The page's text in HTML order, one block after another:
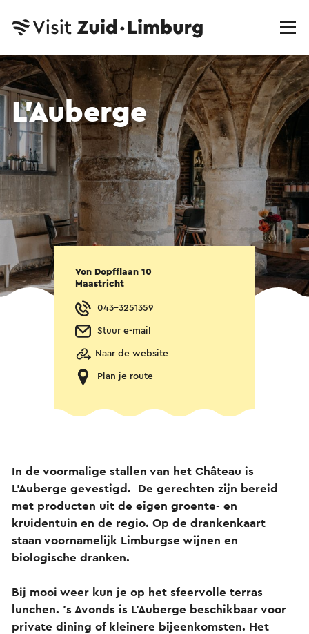
L’Auberge
Von Dopfflaan 10
Maastricht
043-3251359
Stuur e-mail
Naar de website
Plan je route
In de voormalige stallen van het Château is
L’Auberge gevestigd. De gerechten zijn bereid
met producten uit de eigen groente- en
kruidentuin en de regio. Op de drankenkaart
staan voornamelijk Limburgse wijnen en
biologische dranken.
Bij mooi weer kun je op het sfeervolle terras
lunchen. ’s Avonds is L’Auberge beschikbaar voor
private dining of kleinere bijeenkomsten. Het